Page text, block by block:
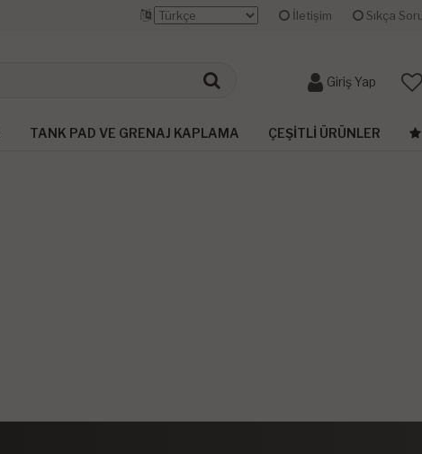
İletişim Sıkça
Giriş Yap
TANK PAD VE GRENAJ KAPLAMA ÇEŞITLI ÜRÜNLER